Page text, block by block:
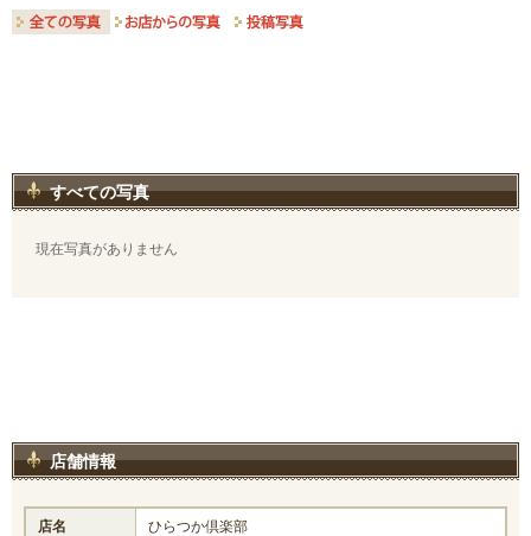
すべての写真
現在写真がありません
店舗情報
店名 ひらつか倶楽部